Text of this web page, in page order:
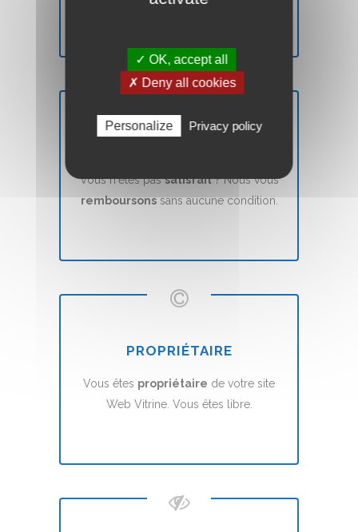
Vous n'êtes passatisfait? Nous vous
remboursonssans aucune condition.
PROPRIÉTAIRE
Vous êtes propriétaire de votre site
Web Vitrine. Vous êtes libre.
✓ OK, accept all
✗ Deny all cookies
Personalize Privacy policy